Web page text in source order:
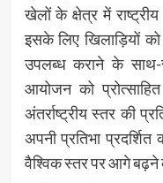
खेलों के क्षेत्र में
इसके लिए खिलाड़ियों
उपलब्ध कराने के साथ-
आयोजन को
अंतर्राष्ट्रीय स्तर की
अपनी प्रतिभा
वैश्विक स्तर पर आगे बढ़ने